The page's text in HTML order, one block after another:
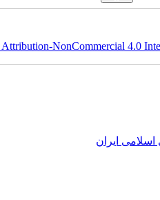
NonCommercial 4.0
ایران